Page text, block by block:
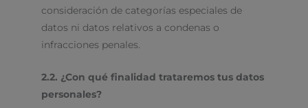
consideración de categorías especiales de
datos ni datos relativos a condenas o
infracciones penales.
2.2. ¿Con qué finalidad trataremos tus datos
personales?